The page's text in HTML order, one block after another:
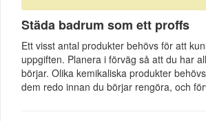
Städa badrum som ett proffs
Ett visst antal produkter behövs för att
uppgiften. Planera i förväg så att du har
börjar. Olika kemikaliska produkter
dem redo innan du börjar rengöra, och